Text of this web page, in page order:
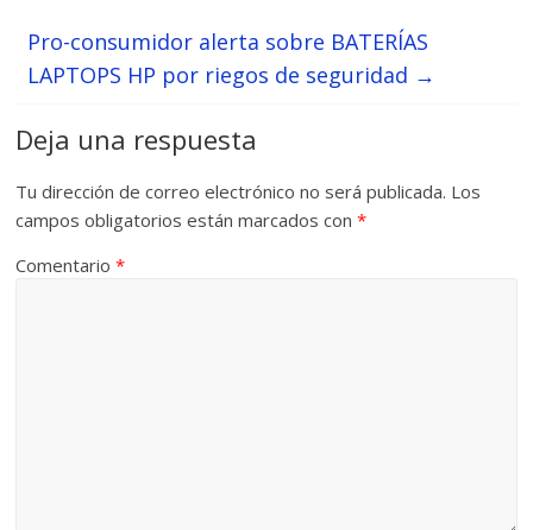
Pro-consumidor alerta sobre BATERÍAS
LAPTOPS HP por riegos de seguridad →
Deja una respuesta
Tu dirección de correo electrónico no será publicada. Los
campos obligatorios están marcados con*
Comentario*